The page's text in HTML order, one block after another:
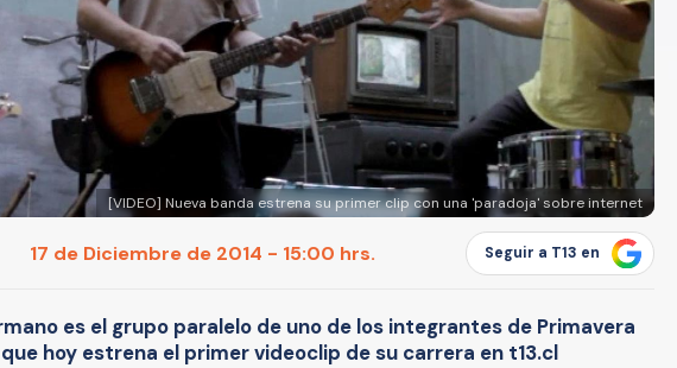
[VIDEO] Nueva banda estrena su primer clip con una 'paradoja' sobre internet
17 de Diciembre de 2014 - 15:00 hrs. Seguir a T13 en
es el grupo paralelo de uno de los integrantes de Primavera
hoy estrena el primer videoclip de su carrera en t13.cl